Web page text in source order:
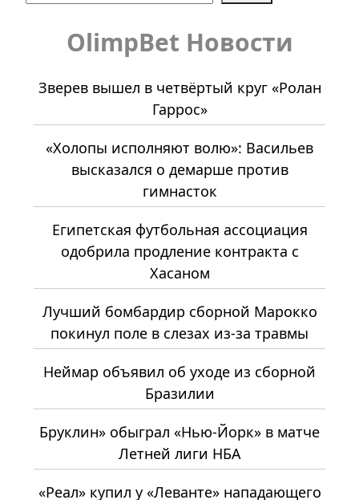
OlimpBet Новости
Зверев вышел в четвёртый круг «Ролан
Гаррос»
«Холопы исполняют волю»: Васильев
высказался о демарше против
гимнасток
Египетская футбольная ассоциация
одобрила продление контракта с
Хасаном
Лучший бомбардир сборной Марокко
покинул поле в слезах из-за травмы
Неймар объявил об уходе из сборной
Бразилии
Бруклин» обыграл «Нью-Йорк» в матче
Летней лиги НБА
«Реал» купил у «Леванте» нападающего